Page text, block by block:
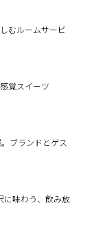
むルームサービ
覚スイーツ
ブランドとゲス
に味わう、飲み放